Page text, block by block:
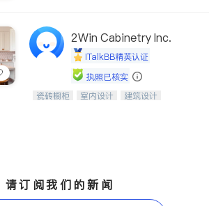
2Win Cabinetry Inc.
iTalkBB精英认证
执照已核实
中华橱柜石材公司以实惠的价格提供实
瓷砖橱柜 室内设计
建筑设计
请订阅我们的新闻